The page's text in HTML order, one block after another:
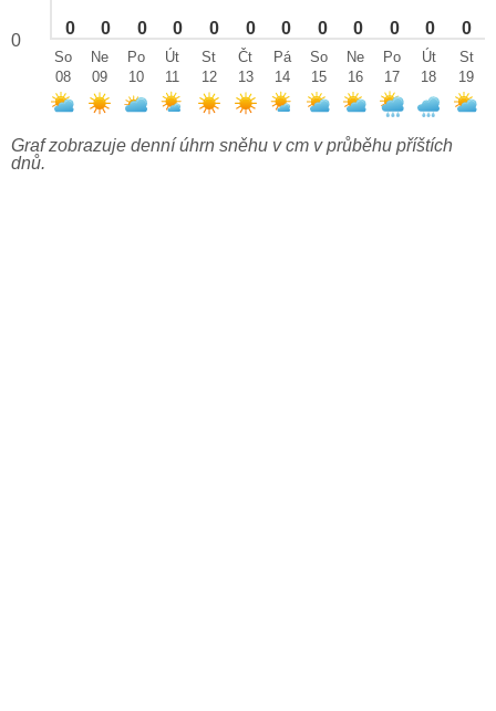
0 0 0 0 0 0 0 0 0 0 0 0
0
So
08
Ne
09
Po
10
Út
11
St
12
Čt
13
Pá
14
So
15
Ne
16
Po
17
Út
18
St
19
Graf zobrazuje denní úhrn sněhu v cm v průběhu příštích
dnů.